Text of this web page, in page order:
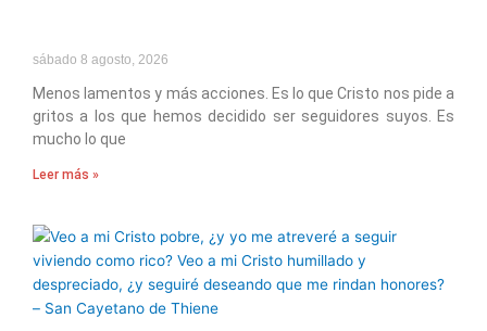
sábado 8 agosto, 2026
Menos lamentos y más acciones. Es lo que Cristo nos pide a
gritos a los que hemos decidido ser seguidores suyos. Es
mucho lo que
Leer más »